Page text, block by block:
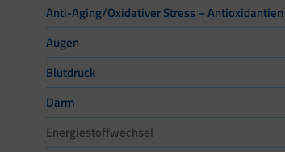
Anti-Aging/Oxidativer Stress – Antioxidantien
Augen
Blutdruck
Darm
Energiestoffwechsel